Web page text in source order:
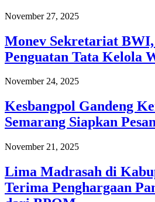
November 27, 2025
Monev Sekretariat
Penguatan Tata Kelola
November 24, 2025
Kesbangpol Gandeng
Semarang Siapkan
November 21, 2025
Lima Madrasah di
Terima Penghargaan